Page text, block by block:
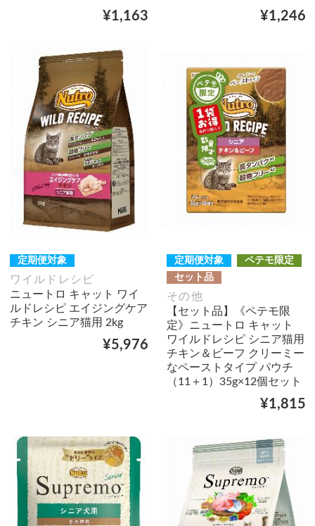
¥1,163 ¥1,246
定期便対象
ワイルドレシピ
ニュートロ キャット ワイ
ルドレシピ エイジングケア
チキン シニア猫用 2kg
¥5,976
定期便対象
ペテモ限定
セット品
その他
【セット品】《ペテモ限
定》ニュートロ キャット
ワイルドレシピ シニア猫用
チキン＆ビーフ クリーミー
なペーストタイプ パウチ
（11＋1）35g×12個セット
¥1,815